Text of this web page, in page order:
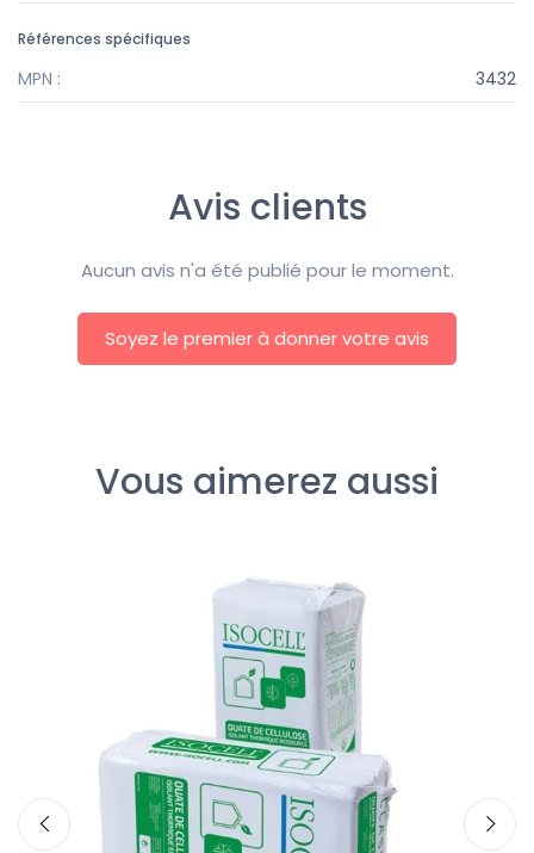
Références spécifiques
MPN : 3432
Vous aimerez aussi
Avis clients
Aucun avis n'a été publié pour le moment.
Soyez le premier à donner votre avis